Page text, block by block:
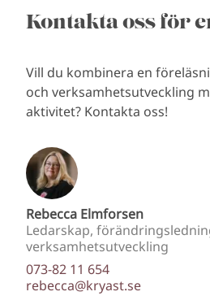
Kontakta oss för
Vill du kombinera en
och verksamhetsutveckling
aktivitet? Kontakta oss!
Rebecca Elmforsen
Ledarskap,
verksamhetsutveckling
073-82 11 654
rebecca@kryast.se